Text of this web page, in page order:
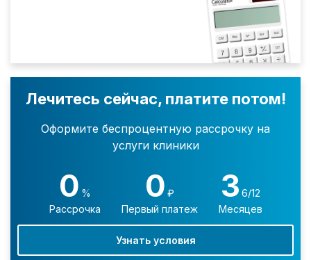
Лечитесь сейчас, платите потом!
Оформите беспроцентную рассрочку на
услуги клиники
0 %
Рассрочка
0 ₽
Первый платеж
3 6/12
Месяцев
Узнать условия